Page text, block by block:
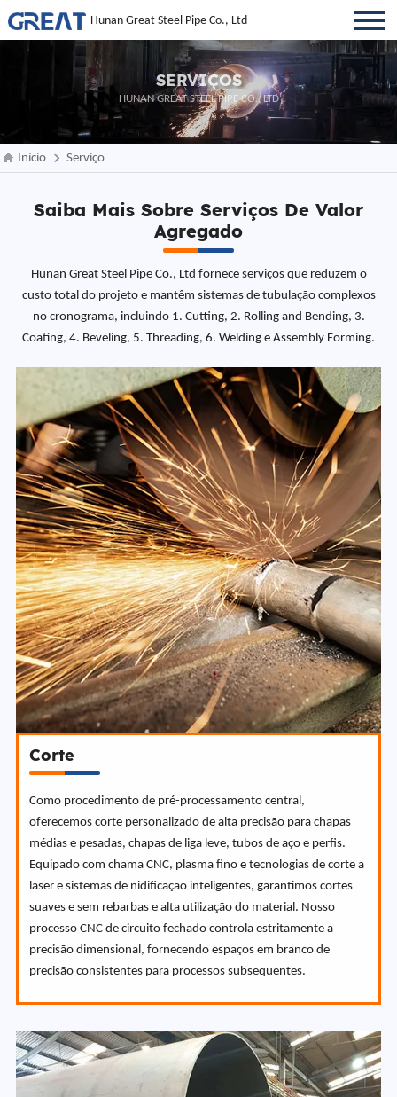
Hunan Great Steel Pipe Co., Ltd
SERVIÇOS
HUNAN GREAT STEEL PIPE CO., LTD
Início Serviço
Saiba Mais Sobre Serviços De Valor
Agregado
Hunan Great Steel Pipe Co., Ltd fornece serviços que reduzem o
custo total do projeto e mantêm sistemas de tubulação complexos
no cronograma, incluindo 1. Cutting, 2. Rolling and Bending, 3.
Coating, 4. Beveling, 5. Threading, 6. Welding e Assembly Forming.
Corte
Como procedimento de pré-processamento central,
oferecemos corte personalizado de alta precisão para chapas
médias e pesadas, chapas de liga leve, tubos de aço e perfis.
Equipado com chama CNC, plasma fino e tecnologias de corte a
laser e sistemas de nidificação inteligentes, garantimos cortes
suaves e sem rebarbas e alta utilização do material. Nosso
processo CNC de circuito fechado controla estritamente a
precisão dimensional, fornecendo espaços em branco de
precisão consistentes para processos subsequentes.